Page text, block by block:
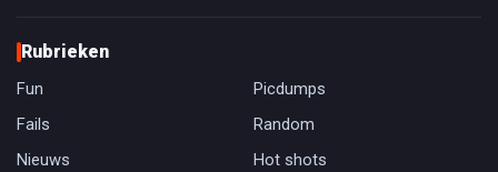
Rubrieken
Fun
Picdumps
Fails
Random
Nieuws
Hot shots